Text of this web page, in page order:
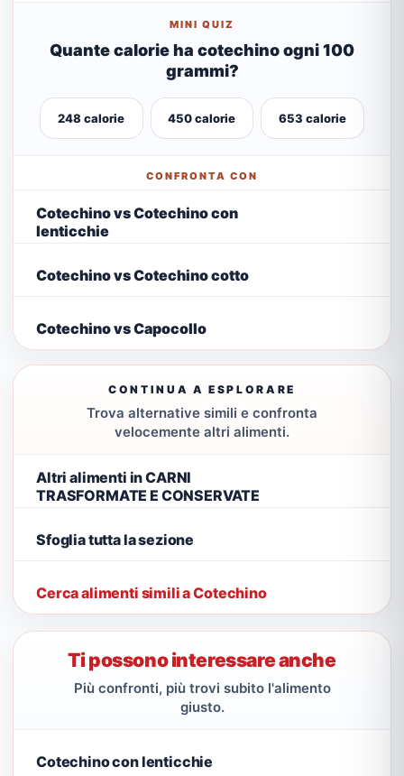
MINI QUIZ
Quante calorie ha cotechino ogni 100
grammi?
248 calorie 450 calorie 653 calorie
CONFRONTA CON
Cotechino vs Cotechino con
lenticchie
Cotechino vs Cotechino cotto
Cotechino vs Capocollo
CONTINUA A ESPLORARE
Trova alternative simili e confronta
velocemente altri alimenti.
Altri alimenti in CARNI
TRASFORMATE E CONSERVATE
Sfoglia tutta la sezione
Cerca alimenti simili a Cotechino
Ti possono interessare anche
Più confronti, più trovi subito l'alimento
giusto.
Cotechino con lenticchie